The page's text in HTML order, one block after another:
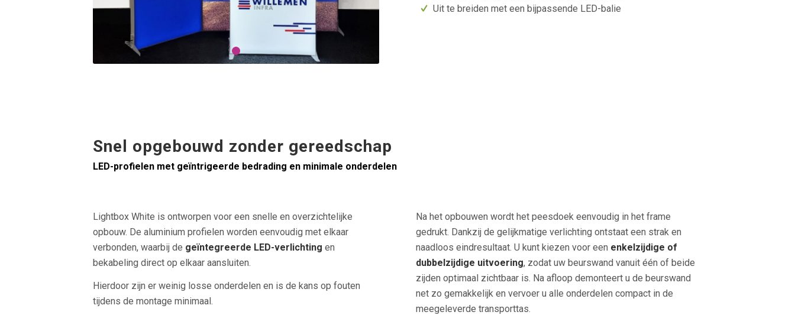
2
Uit te breiden met een bijpassende LED-balie
Snel opgebouwd zonder gereedschap
LED-profielen met geïntrigeerde bedrading en minimale onderdelen
Lightbox White is ontworpen voor een snelle en overzichtelijke
opbouw. De aluminium profielen worden eenvoudig met elkaar
verbonden, waarbij de geïntegreerde LED-verlichting en
bekabeling direct op elkaar aansluiten.
Hierdoor zijn er weinig losse onderdelen en is de kans op fouten
tijdens de montage minimaal.
Na het opbouwen wordt het peesdoek eenvoudig in het frame
gedrukt. Dankzij de gelijkmatige verlichting ontstaat een strak en
naadloos eindresultaat. U kunt kiezen voor een enkelzijdige of
dubbelzijdige uitvoering, zodat uw beurswand vanuit één of beide
zijden optimaal zichtbaar is. Na afloop demonteert u de beurswand
net zo gemakkelijk en vervoer u alle onderdelen compact in de
meegeleverde transporttas.